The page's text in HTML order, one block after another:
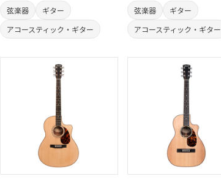
弦楽器
ギター
アコースティック・ギター
弦楽器
ギター
アコースティック・ギター